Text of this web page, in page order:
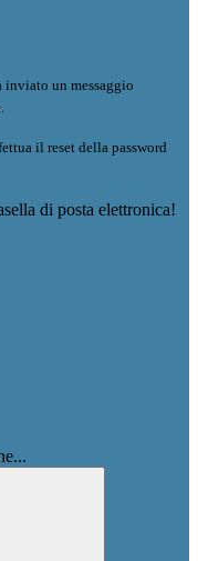
inviato un messaggio
il reset della password
di posta elettronica!